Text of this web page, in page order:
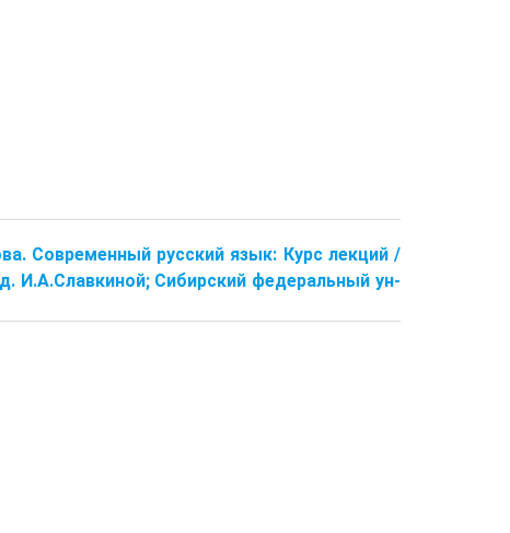
Современный русский язык: Курс лекций /
И.А.Славкиной; Сибирский федеральный ун-